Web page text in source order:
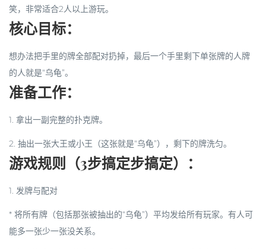
笑，非常适合2人以上游玩。
核心目标：
想办法把手里的牌全部配对扔掉，最后一个手里剩下单张牌的人牌
的人就是“乌龟”。
准备工作：
1. 拿出一副完整的扑克牌。
2. 抽出一张大王或小王（这张就是“乌龟”），剩下的牌洗匀。
游戏规则（3步搞定步搞定）：
1. 发牌与配对
* 将所有牌（包括那张被抽出的“乌龟”）平均发给所有玩家。有人可
能多一张少一张没关系。